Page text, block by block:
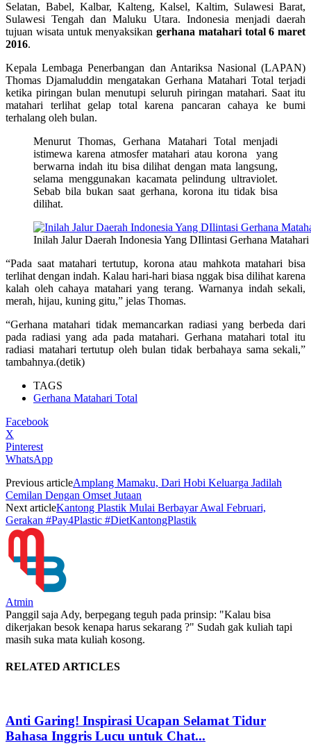
Selatan, Babel, Kalbar, Kalteng, Kalsel, Kaltim, Sulawesi Barat,
Sulawesi Tengah dan Maluku Utara. Indonesia menjadi daerah
tujuan wisata untuk menyaksikan gerhana matahari total 6 maret
2016.
Kepala Lembaga Penerbangan dan Antariksa Nasional (LAPAN)
Thomas Djamaluddin mengatakan Gerhana Matahari Total terjadi
ketika piringan bulan menutupi seluruh piringan matahari. Saat itu
matahari terlihat gelap total karena pancaran cahaya ke bumi
terhalang oleh bulan.
Menurut Thomas, Gerhana Matahari Total menjadi
istimewa karena atmosfer matahari atau korona yang
berwarna indah itu bisa dilihat dengan mata langsung,
selama menggunakan kacamata pelindung ultraviolet.
Sebab bila bukan saat gerhana, korona itu tidak bisa
dilihat.
Inilah Jalur Daerah Indonesia Yang DIlintasi Gerhana
“Pada saat matahari tertutup, korona atau mahkota matahari bisa
terlihat dengan indah. Kalau hari-hari biasa nggak bisa dilihat karena
kalah oleh cahaya matahari yang terang. Warnanya indah sekali,
merah, hijau, kuning gitu,” jelas Thomas.
“Gerhana matahari tidak memancarkan radiasi yang berbeda dari
pada radiasi yang ada pada matahari. Gerhana matahari total itu
radiasi matahari tertutup oleh bulan tidak berbahaya sama sekali,”
tambahnya.(detik)
TAGS
Gerhana Matahari Total
Facebook
X
Pinterest
WhatsApp
Previous articleAmplang Mamaku, Dari Hobi Keluarga Jadilah
Cemilan Dengan Omset Jutaan
Next articleKantong Plastik Mulai Berbayar Awal Februari,
Gerakan #Pay4Plastic #DietKantongPlastik
Atmin
Panggil saja Ady, berpegang teguh pada prinsip: "Kalau bisa
dikerjakan besok kenapa harus sekarang ?" Sudah gak kuliah tapi
masih suka mata kuliah kosong.
RELATED ARTICLES
Anti Garing! Inspirasi Ucapan Selamat Tidur
Bahasa Inggris Lucu untuk Chat...